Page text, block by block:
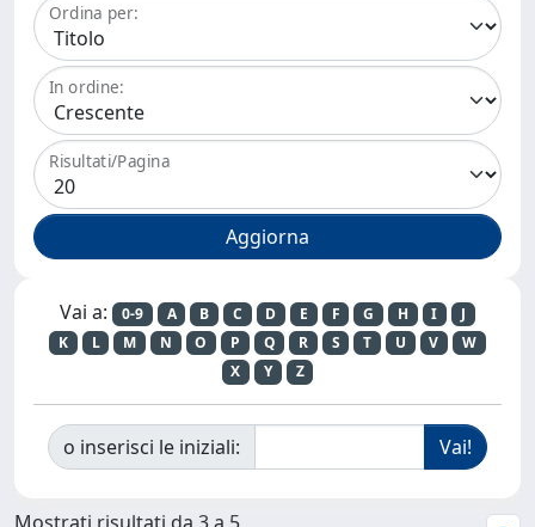
Ordina per:
In ordine:
Risultati/Pagina
Vai a: 0-9 A B C D E F G H I
J
K
L M N O P Q R S T U V
W
X
Y Z
o inserisci le iniziali:
Mostrati risultati da 3 a 5